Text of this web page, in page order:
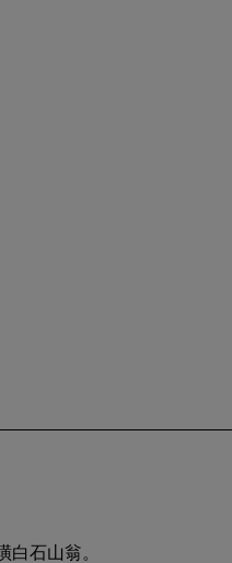
白石山翁。